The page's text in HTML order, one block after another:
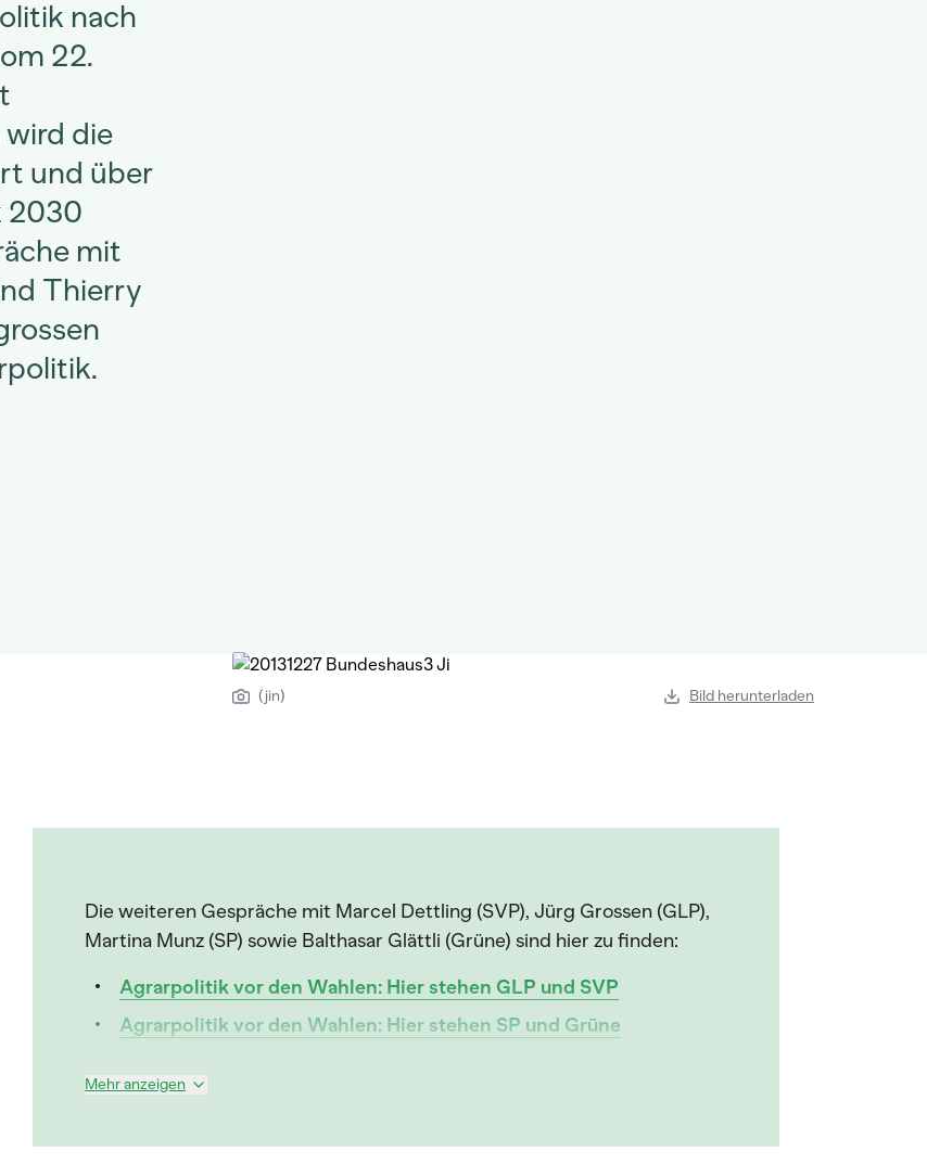
nach
22.
die
und über
2030
mit
Thierry
(jin) Bild herunterladen
Die weiteren Gespräche mit Marcel Dettling (SVP), Jürg Grossen (GLP),
Martina Munz (SP) sowie Balthasar Glättli (Grüne) sind hier zu finden:
Agrarpolitik vor den Wahlen: Hier stehen GLP und SVP
Agrarpolitik vor den Wahlen: Hier stehen SP und Grüne
Mehr anzeigen